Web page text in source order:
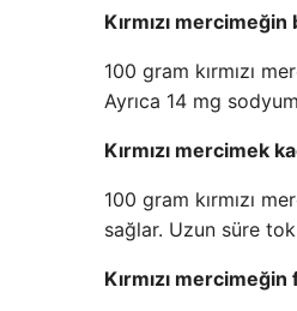
Kırmızı
100 gram kırmızı
Ayrıca 14 mg
Kırmızı mercimek
100 gram kırmızı
sağlar. Uzun süre
Kırmızı